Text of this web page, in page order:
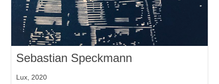
Sebastian Speckmann
Lux, 2020